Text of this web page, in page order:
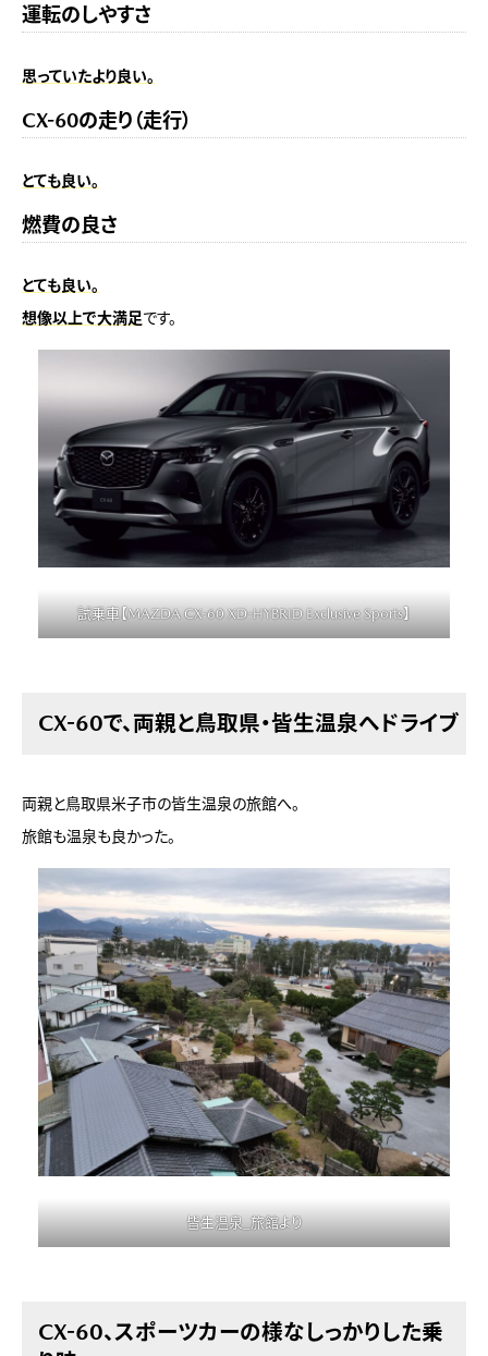
運転のしやすさ
思っていたより良い。
CX-60の走り（走行）
とても良い。
燃費の良さ
とても良い。
想像以上で大満足です。
試乗車【MAZDA CX-60 XD-HYBRID Exclusive Sports】
CX-60で、両親と鳥取県・皆生温泉へドライブ
両親と鳥取県米子市の皆生温泉の旅館へ。
旅館も温泉も良かった。
皆生温泉_旅館より
CX-60、スポーツカーの様なしっかりした乗